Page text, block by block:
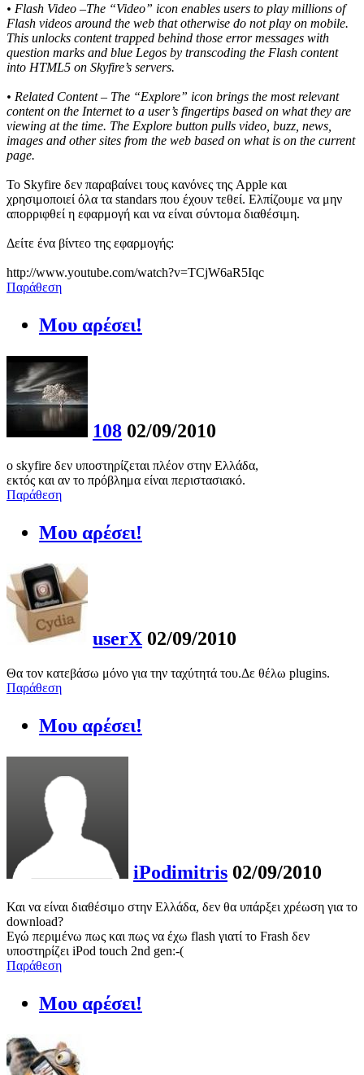
• Flash Video –The “Video” icon enables users to play millions of
Flash videos around the web that otherwise do not play on mobile.
This unlocks content trapped behind those error messages with
question marks and blue Legos by transcoding the Flash content
into HTML5 on Skyfire’s servers.
• Related Content – The “Explore” icon brings the most relevant
content on the Internet to a user’s fingertips based on what they are
viewing at the time. The Explore button pulls video, buzz, news,
images and other sites from the web based on what is on the current
page.
To Skyfire δεν παραβαίνει τους κανόνες της Apple και
χρησιμοποιεί όλα τα standars που έχουν τεθεί. Ελπίζουμε να μην
απορριφθεί η εφαρμογή και να είναι σύντομα διαθέσιμη.
Δείτε ένα βίντεο της εφαρμογής:
http://www.youtube.com/watch?v=TCjW6aR5Iqc
Παράθεση
Μου αρέσει!
108 02/09/2010
ο skyfire δεν υποστηρίζεται πλέον στην Ελλάδα,
εκτός και αν το πρόβλημα είναι περιστασιακό.
Παράθεση
Μου αρέσει!
userX 02/09/2010
Θα τον κατεβάσω μόνο για την ταχύτητά του.Δε θέλω plugins.
Παράθεση
Μου αρέσει!
iPodimitris 02/09/2010
Και να είναι διαθέσιμο στην Ελλάδα, δεν θα υπάρξει χρέωση για το
download?
Εγώ περιμένω πως και πως να έχω flash γιατί το Frash δεν
υποστηρίζει iPod touch 2nd gen:-(
Παράθεση
Μου αρέσει!